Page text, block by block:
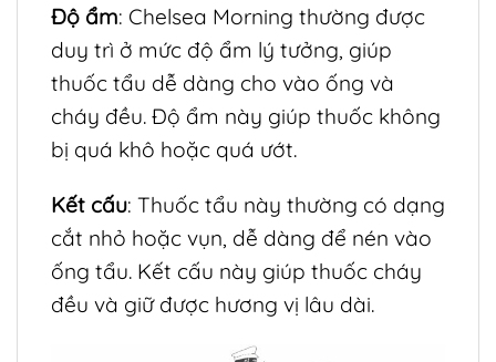
Độ ẩm: Chelsea Morning thường được
duy trì ở mức độ ẩm lý tưởng, giúp
thuốc tẩu dễ dàng cho vào ống và
cháy đều. Độ ẩm này giúp thuốc không
bị quá khô hoặc quá ướt.
Kết cấu: Thuốc tẩu này thường có dạng
cắt nhỏ hoặc vụn, dễ dàng để nén vào
ống tẩu. Kết cấu này giúp thuốc cháy
đều và giữ được hương vị lâu dài.